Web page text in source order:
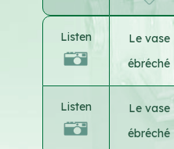
Listen
Le vase
ébréché
Listen
Le vase
ébréché